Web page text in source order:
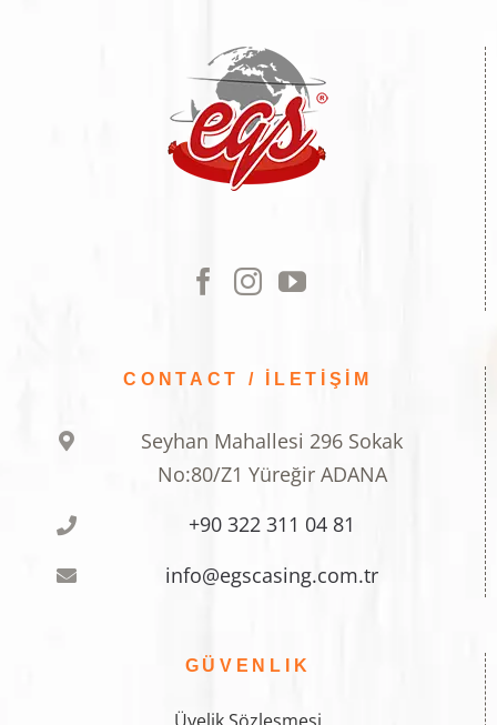
CONTACT / İLETİŞİM
Seyhan Mahallesi 296 Sokak
No:80/Z1 Yüreğir ADANA
+90 322 311 04 81
info@egscasing.com.tr
GÜVENLIK